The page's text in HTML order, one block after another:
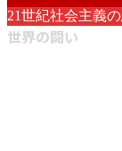
21世紀社会主義
世界の闘い